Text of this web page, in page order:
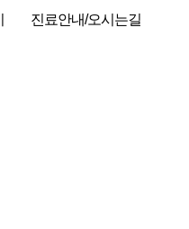
진료안내/오시는길